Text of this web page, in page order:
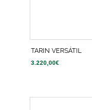
TARIN VERSÁTIL
3.220,00€